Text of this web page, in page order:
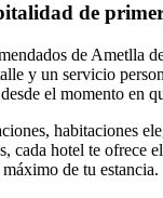
de
de Ametlla
y un servicio
el momento en
habitaciones
cada hotel te ofrece
de tu estancia.